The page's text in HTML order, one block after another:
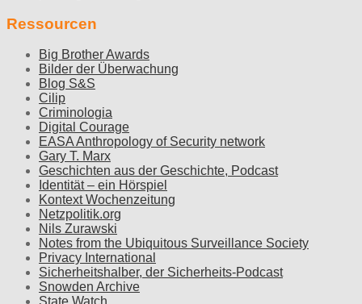
Ressourcen
Big Brother Awards
Bilder der Überwachung
Blog S&S
Cilip
Criminologia
Digital Courage
EASA Anthropology of Security network
Gary T. Marx
Geschichten aus der Geschichte, Podcast
Identität – ein Hörspiel
Kontext Wochenzeitung
Netzpolitik.org
Nils Zurawski
Notes from the Ubiquitous Surveillance Society
Privacy International
Sicherheitshalber, der Sicherheits-Podcast
Snowden Archive